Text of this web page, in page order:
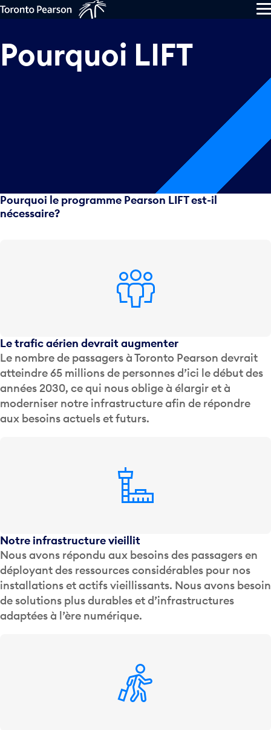
Skip to main content
Pourquoi LIFT
Pourquoi le programme Pearson LIFT est-il
nécessaire?
Le trafic aérien devrait augmenter
Le nombre de passagers à Toronto Pearson devrait
atteindre 65 millions de personnes d’ici le début des
années 2030, ce qui nous oblige à élargir et à
moderniser notre infrastructure afin de répondre
aux besoins actuels et futurs.
Notre infrastructure vieillit
Nous avons répondu aux besoins des passagers en
déployant des ressources considérables pour nos
installations et actifs vieillissants. Nous avons besoin
de solutions plus durables et d’infrastructures
adaptées à l’ère numérique.